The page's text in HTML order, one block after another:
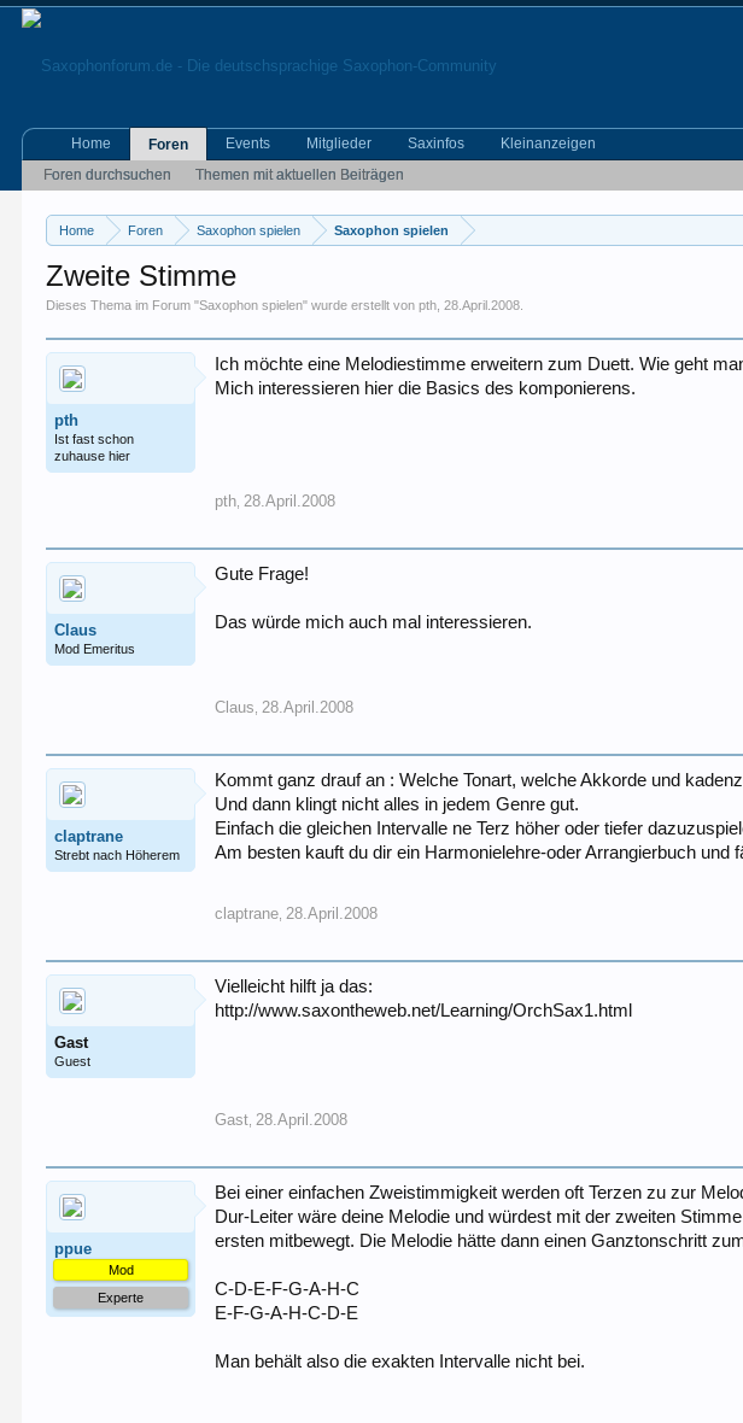
Home Foren Saxophon spielen Saxophon spielen
Zweite Stimme
Dieses Thema im Forum "Saxophon spielen" wurde erstellt vonpth ,28.April.2008
pth
Ist fast schon
zuhause hier
Ich möchte eine Melodiestimme erweitern zum Duett. Wie geht
Mich interessieren hier die Basics des komponierens.
pth 28.April.2008
Claus
Mod Emeritus
Gute Frage!
Das würde mich auch mal interessieren.
Claus 28.April.2008
claptrane
Strebt nach Höherem
Kommt ganz drauf an : Welche Tonart, welche Akkorde und
Und dann klingt nicht alles in jedem Genre gut.
Einfach die gleichen Intervalle ne Terz höher oder tiefer
Am besten kauft du dir ein Harmonielehre-oder Arrangierbuch
claptrane 28.April.2008
Gast
Guest
Vielleicht hilft ja das:
http://www.saxontheweb.net/Learning/OrchSax1.html
Gast 28.April.2008
ppue
Mod
Experte
Bei einer einfachen Zweistimmigkeit werden oft Terzen zu zur
Dur-Leiter wäre deine Melodie und würdest mit der zweiten
ersten mitbewegt. Die Melodie hätte dann einen Ganztonschritt
C-D-E-F-G-A-H-C
E-F-G-A-H-C-D-E
Man behält also die exakten Intervalle nicht bei.
Home
Foren
Foren durchsuchen
Themen mit aktuellen Beiträgen
Events Mitglieder Saxinfos Kleinanzeigen